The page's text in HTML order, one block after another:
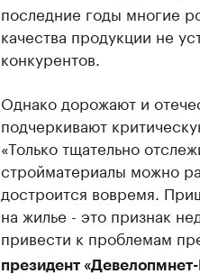
последние годы многие
качества продукции не
конкурентов.
Однако дорожают и
подчеркивают
«Только тщательно
стройматериалы можно
достроится вовремя.
на жилье - это признак
привести к проблемам
президент